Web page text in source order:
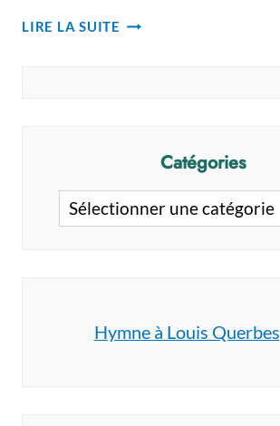
LIRE LA SUITE FUNÉRAILLES
HOMÉLIECatégories
Catégories
Hymne à Louis Querbes